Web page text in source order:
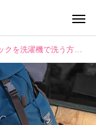
濯機で洗う方法｜洗い方と手洗い・干し方